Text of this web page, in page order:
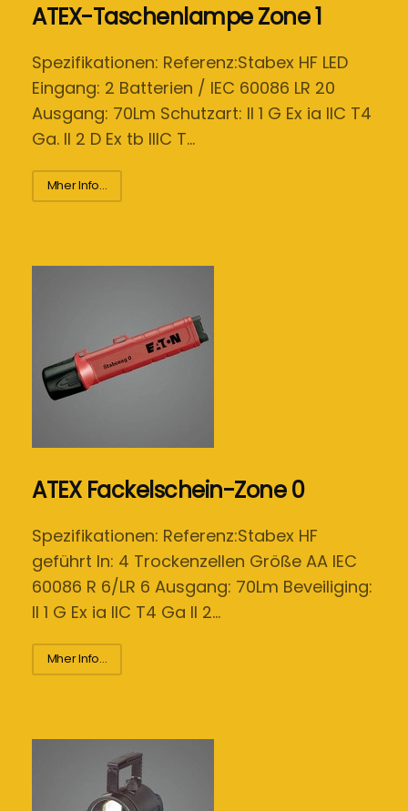
ATEX-Taschenlampe Zone 1
Spezifikationen: Referenz:Stabex HF LED
Eingang: 2 Batterien / IEC 60086 LR 20
Ausgang: 70Lm Schutzart: II 1 G Ex ia IIC T4
Ga. II 2 D Ex tb IIIC T…
Mher Info...
ATEX Fackelschein-Zone 0
Spezifikationen: Referenz:Stabex HF
geführt In: 4 Trockenzellen Größe AA IEC
60086 R 6/LR 6 Ausgang: 70Lm Beveiliging:
II 1 G Ex ia IIC T4 Ga II 2…
Mher Info...